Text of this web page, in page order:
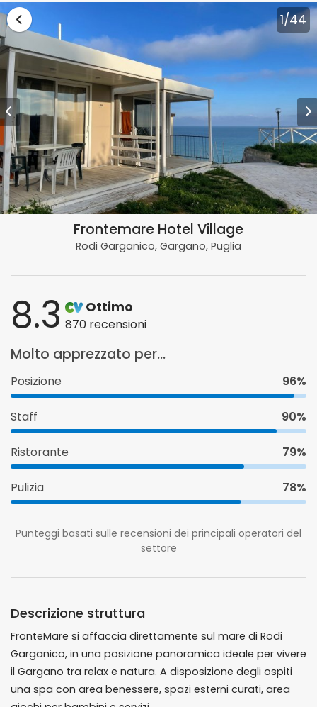
Vai alla lista vacanze Puglia 1/44
Frontemare Hotel Village
Rodi Garganico, Gargano, Puglia
8.3 Ottimo
870 recensioni
Molto apprezzato per...
Posizione 96%
Staff 90%
Ristorante 79%
Pulizia 78%
Punteggi basati sulle recensioni dei principali operatori del
settore
Descrizione struttura
FronteMare si affaccia direttamente sul mare di Rodi
Garganico, in una posizione panoramica ideale per vivere
il Gargano tra relax e natura. A disposizione degli ospiti
una spa con area benessere, spazi esterni curati, area